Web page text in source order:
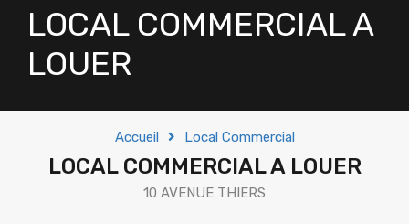
LOCAL COMMERCIAL A
LOUER
Accueil Local Commercial
LOCAL COMMERCIAL A LOUER
10 AVENUE THIERS